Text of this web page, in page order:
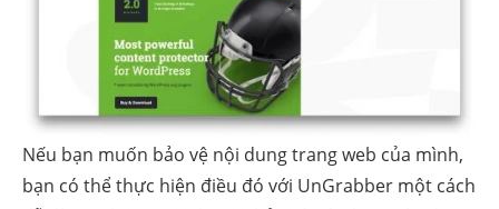
Nếu bạn muốn bảo vệ nội dung trang web của mình,
bạn có thể thực hiện điều đó với UnGrabber một cách